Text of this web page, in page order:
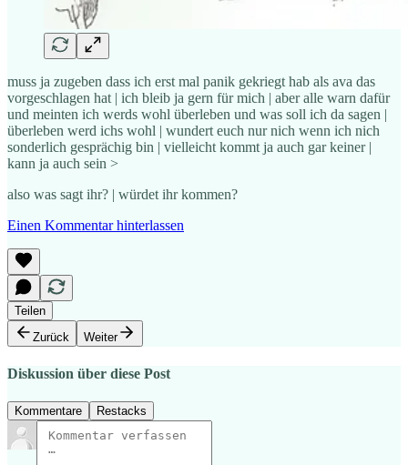
muss ja zugeben dass ich erst mal panik gekriegt hab als ava das
vorgeschlagen hat | ich bleib ja gern für mich | aber alle warn dafür
und meinten ich werds wohl überleben und was soll ich da sagen |
überleben werd ichs wohl | wundert euch nur nich wenn ich nich
sonderlich gesprächig bin | vielleicht kommt ja auch gar keiner |
kann ja auch sein >
also was sagt ihr? | würdet ihr kommen?
Einen Kommentar hinterlassen
Teilen
Zurück
Weiter
Diskussion über diese Post
Kommentare Restacks